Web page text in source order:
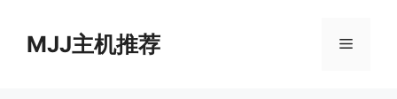
MJJ主机推荐 菜